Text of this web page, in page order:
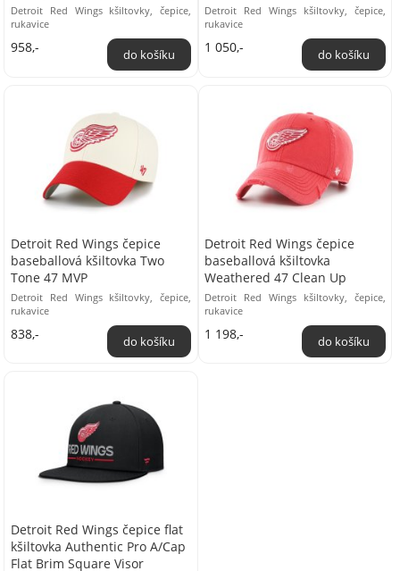
Detroit Red Wings kšiltovky, čepice,
rukavice
958,-
Detroit Red Wings kšiltovky, čepice,
rukavice
1 050,-
Detroit Red Wings čepice
baseballová kšiltovka Two
Tone 47 MVP
Detroit Red Wings kšiltovky, čepice,
rukavice
838,-
Detroit Red Wings čepice
baseballová kšiltovka
Weathered 47 Clean Up
Detroit Red Wings kšiltovky, čepice,
rukavice
1 198,-
Detroit Red Wings čepice flat
kšiltovka Authentic Pro A/Cap
Flat Brim Square Visor